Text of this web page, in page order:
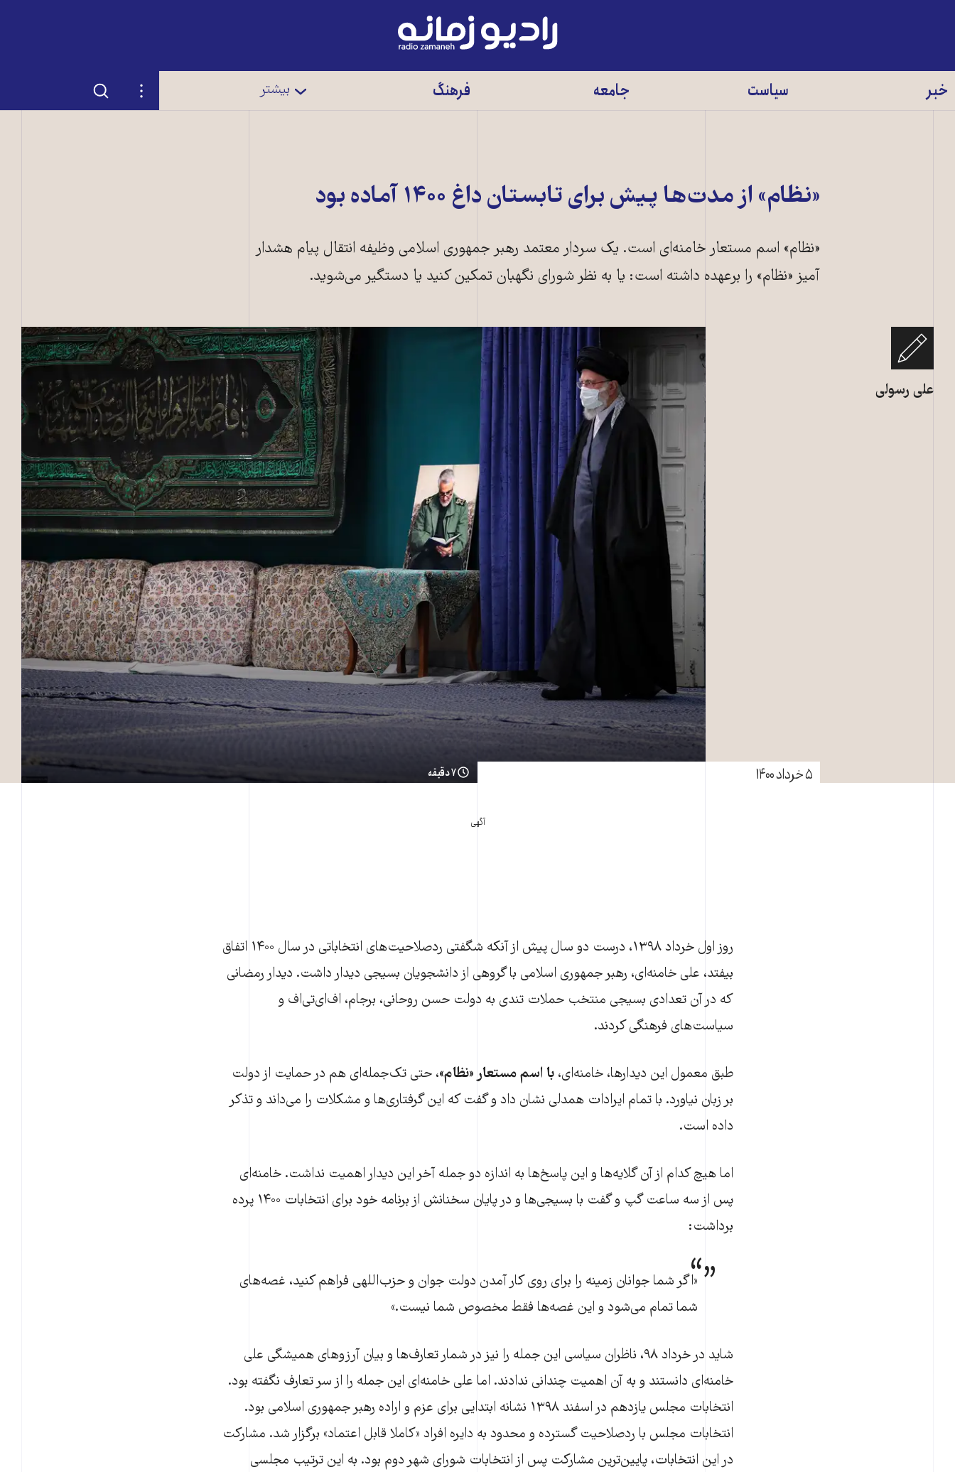
رادیو
زمانه
خبر سیاست جامعه فرهنگ بیشتر تنظیمات جستجو
«نظام» از مدت‌ها پیش برای تابستان داغ ۱۴۰۰ آماده بود
«نظام» اسم مستعار خامنه‌ای است. یک سردار معتمد رهبر جمهوری اسلامی وظیفه انتقال پیام هشدار
آمیز «نظام» را برعهده داشته است: یا به نظر شورای نگهبان تمکین کنید یا دستگیر می‌شوید.
علی رسولی
۵ خرداد ۱۴۰۰ ۷ دقیقه
آگهی
روز اول خرداد ۱۳۹۸، درست دو سال پیش از آنکه شگفتی ردصلاحیت‌های انتخاباتی در سال ۱۴۰۰ اتفاق
بیفتد، علی خامنه‌ای، رهبر جمهوری اسلامی با گروهی از دانشجویان بسیجی دیدار داشت. دیدار رمضانی
که در آن تعدادی بسیجی منتخب حملات تندی به دولت حسن روحانی، برجام، اف‌ای‌تی‌اف و
سیاست‌های فرهنگی کردند.
طبق معمول این دیدارها، خامنه‌ای، با اسم مستعار «نظام»، حتی تک‌جمله‌ای هم در حمایت از دولت
بر زبان نیاورد. با تمام ایرادات همدلی نشان داد و گفت که این گرفتاری‌ها و مشکلات را می‌داند و تذکر
داده است.
اما هیچ کدام از آن گلایه‌ها و این پاسخ‌ها به اندازه دو جمله آخر این دیدار اهمیت نداشت. خامنه‌ای
پس از سه ساعت گپ و گفت با بسیجی‌ها و در پایان سخنانش از برنامه خود برای انتخابات ۱۴۰۰ پرده
برداشت:
«اگر شما جوانان زمینه را برای روی کار آمدن دولت جوان و حزب‌اللهی فراهم کنید، غصه‌های
شما تمام می‌شود و این غصه‌ها فقط مخصوص شما نیست.»
شاید در خرداد ۹۸، ناظران سیاسی این جمله را نیز در شمار تعارف‌ها و بیان آرزوهای همیشگی علی
خامنه‌ای دانستند و به آن اهمیت چندانی ندادند. اما علی خامنه‌ای این جمله را از سر تعارف نگفته بود.
انتخابات مجلس یازدهم در اسفند ۱۳۹۸ نشانه ابتدایی برای عزم و اراده رهبر جمهوری اسلامی بود.
انتخابات مجلس با ردصلاحیت گسترده و محدود به دایره افراد «کاملا قابل اعتماد» برگزار شد. مشارکت
در این انتخابات، پایین‌ترین مشارکت پس از انتخابات شورای شهر دوم بود. به این ترتیب مجلسی